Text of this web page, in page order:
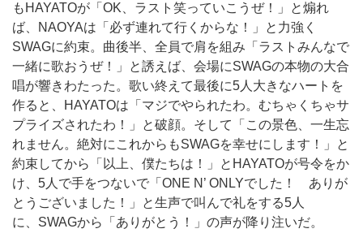
もHAYATOが「OK、ラスト笑っていこうぜ！」と煽れ
ば、NAOYAは「必ず連れて行くからな！」と力強く
SWAGに約束。曲後半、全員で肩を組み「ラストみんなで
一緒に歌おうぜ！」と誘えば、会場にSWAGの本物の大合
唱が響きわたった。歌い終えて最後に5人大きなハートを
作ると、HAYATOは「マジでやられたわ。むちゃくちゃサ
プライズされたわ！」と破顔。そして「この景色、一生忘
れません。絶対にこれからもSWAGを幸せにします！」と
約束してから「以上、僕たちは！」とHAYATOが号令をか
け、5人で手をつないで「ONE N’ ONLYでした！ ありが
とうございました！」と生声で叫んで礼をする5人
に、SWAGから「ありがとう！」の声が降り注いだ。